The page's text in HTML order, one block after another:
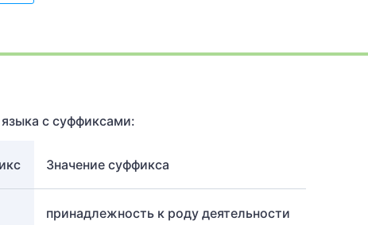
с суффиксами:
Значение суффикса
принадлежность к роду деятельности